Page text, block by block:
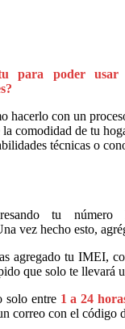
tupara poder usar
hacerlo con un
la comodidad de tu
técnicas o
tu
vez hecho esto,
agregado tu IMEI,
que solo te llevará
solo entre 1 a 24
correo con el código